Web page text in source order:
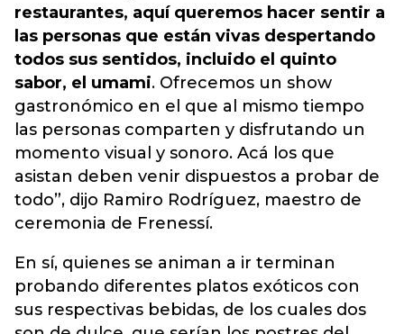
restaurantes, aquí queremos hacer sentir a
las personas que están vivas despertando
todos sus sentidos, incluido el quinto
sabor, el umami. Ofrecemos un show
gastronómico en el que al mismo tiempo
las personas comparten y disfrutando un
momento visual y sonoro. Acá los que
asistan deben venir dispuestos a probar de
todo”, dijo Ramiro Rodríguez, maestro de
ceremonia de Frenessí.
En sí, quienes se animan a ir terminan
probando diferentes platos exóticos con
sus respectivas bebidas, de los cuales dos